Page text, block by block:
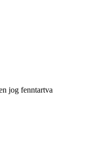
jog fenntartva